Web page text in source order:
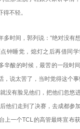
不轻。
多时间，郭列说：“绝对没有
钟睡觉，熄灯之后再借同
辛酸的时候，最苦的一段时
，说太苦了，当时觉得这个
没有脸见他们，把他们忽悠
他们走到了决赛，去成都参
上一个TCL的高管最终宣布